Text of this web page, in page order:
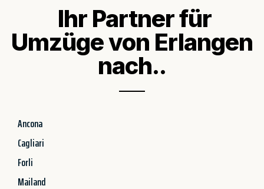
Ihr Partner für
Umzüge von Erlangen
nach..
Ancona
Cagliari
Forli
Mailand